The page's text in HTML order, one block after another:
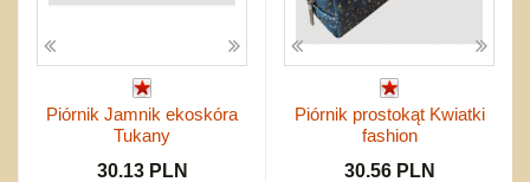
Piórnik Jamnik ekoskóra
Tukany
30.13 PLN
Piórnik prostokąt Kwiatki
fashion
30.56 PLN